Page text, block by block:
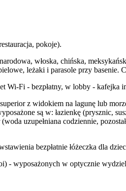
pokoje).
włoska, chińska,
leżaki i parasole przy basenie.
Wi-Fi - bezpłatny, w lobby - kafejka
z widokiem na lagunę lub
są w: łazienkę (prysznic,
uzupełniana codziennie,
bezpłatnie łóżeczka dla
- wyposażonych w optycznie